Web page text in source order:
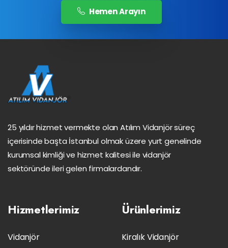
Hemen Arayın
25 yıldır hizmet vermekte olan Atılım Vidanjör süreç
içerisinde başta İstanbul olmak üzere yurt genelinde
kurumsal kimliği ve hizmet kalitesi ile vidanjör
sektöründe ileri gelen firmalardandır.
Hizmetlerimiz
Vidanjör
Ürünlerimiz
Kiralık Vidanjör